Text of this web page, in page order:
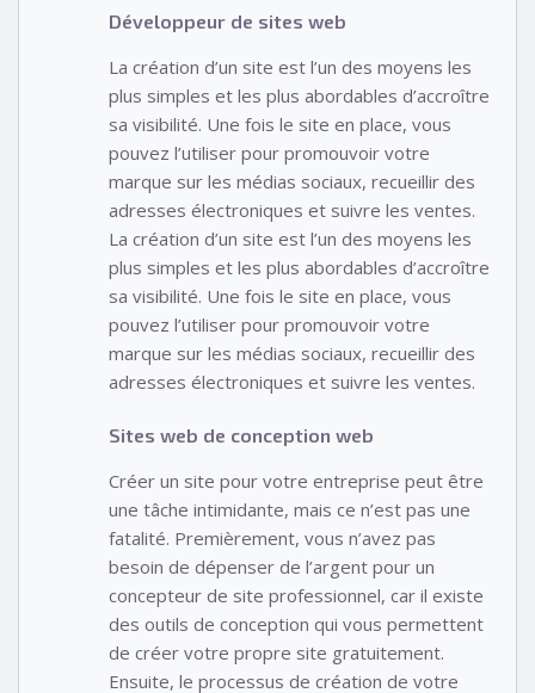
Développeur de sites web
La création d’un site est l’un des moyens les
plus simples et les plus abordables d’accroître
sa visibilité. Une fois le site en place, vous
pouvez l’utiliser pour promouvoir votre
marque sur les médias sociaux, recueillir des
adresses électroniques et suivre les ventes.
La création d’un site est l’un des moyens les
plus simples et les plus abordables d’accroître
sa visibilité. Une fois le site en place, vous
pouvez l’utiliser pour promouvoir votre
marque sur les médias sociaux, recueillir des
adresses électroniques et suivre les ventes.
Sites web de conception web
Créer un site pour votre entreprise peut être
une tâche intimidante, mais ce n’est pas une
fatalité. Premièrement, vous n’avez pas
besoin de dépenser de l’argent pour un
concepteur de site professionnel, car il existe
des outils de conception qui vous permettent
de créer votre propre site gratuitement.
Ensuite, le processus de création de votre